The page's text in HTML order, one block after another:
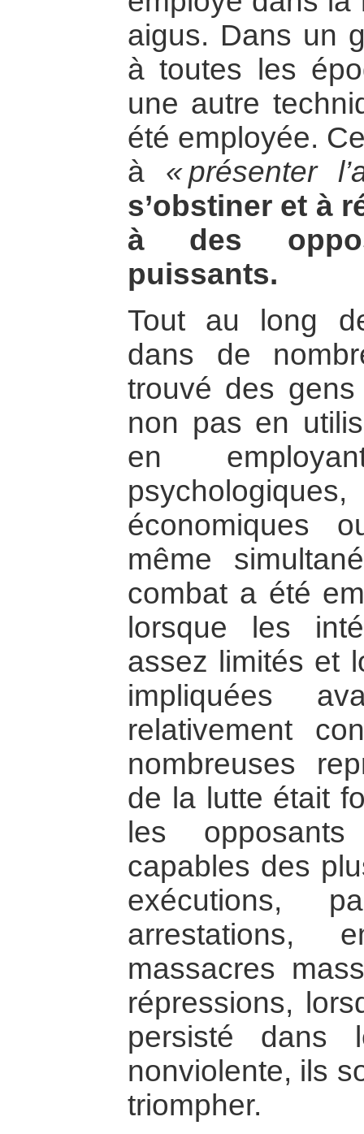
aigus. Dans un
à toutes les
une autre
été employée.
à « présenter
s’obstiner et à
à des
puissants.
Tout au long
dans de
trouvé des
non pas en
en
économiques
même
combat a été
lorsque les
assez limités et
impliquées
relativement
nombreuses
de la lutte était
les
capables des
exécutions,
arrestations,
massacres
répressions,
persisté dans
nonviolente, ils
triompher.